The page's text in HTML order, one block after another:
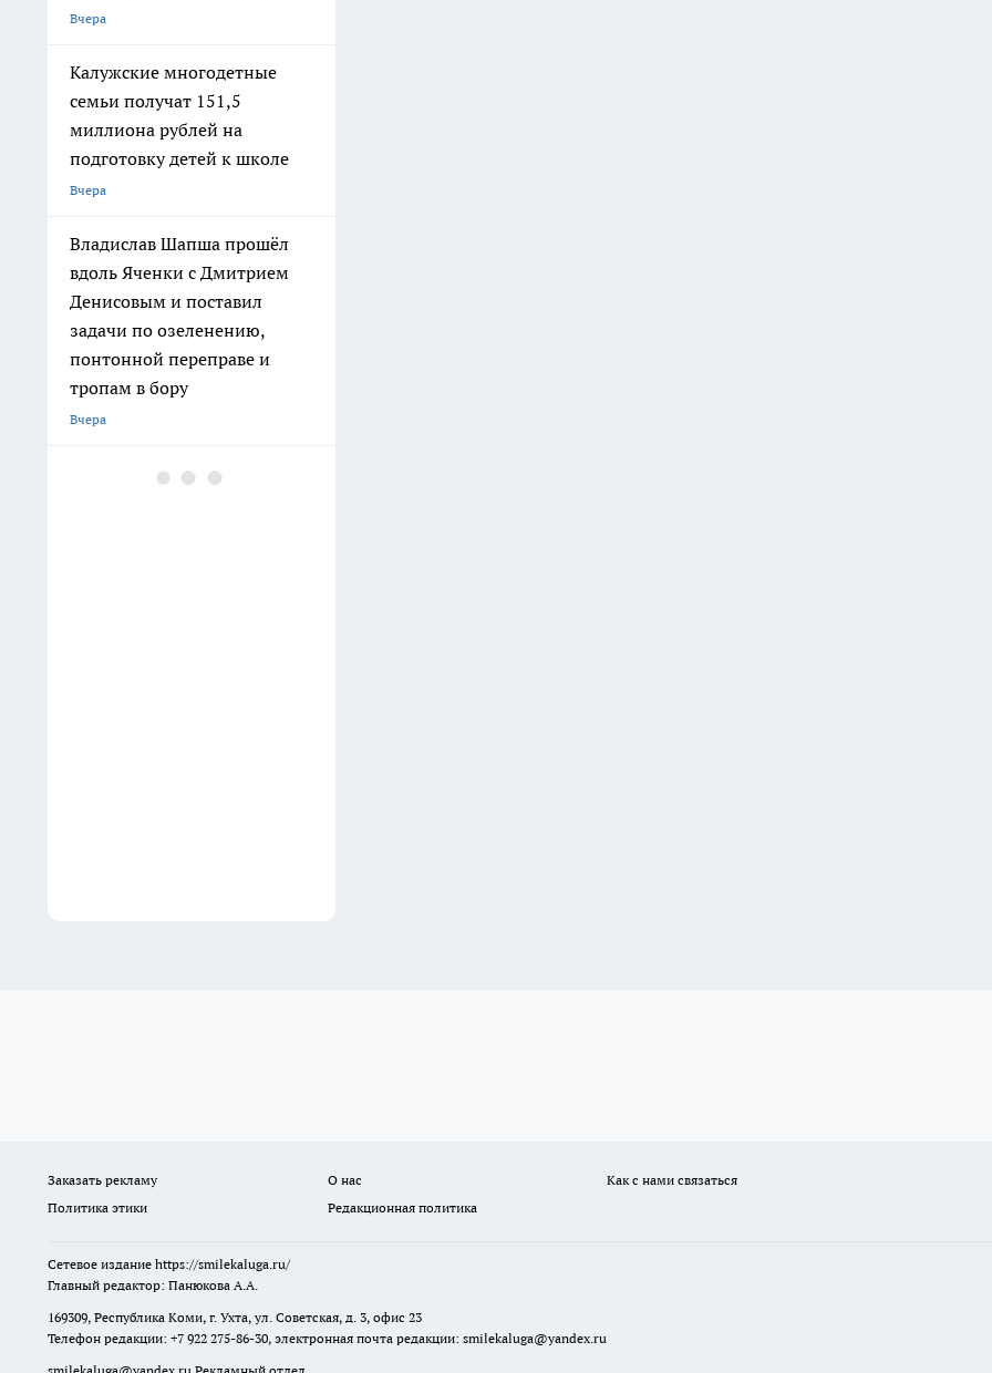
Вчера
Калужские многодетные
семьи получат 151,5
миллиона рублей на
подготовку детей к школе
Вчера
Владислав Шапша прошёл
вдоль Яченки с Дмитрием
Денисовым и поставил
задачи по озеленению,
понтонной переправе и
тропам в бору
Вчера
Глава калужского СК лично
Заказать рекламу О нас
Как с нами связаться
Политика этики
Редакционная политика
Сетевое издание https://smilekaluga.ru/
Главный редактор: Панюкова А.А.
169309, Республика Коми, г. Ухта, ул. Советская, д. 3, офис 23
Телефон редакции: +7 922 275-86-30, электронная почта редакции: smilekaluga@yandex.ru